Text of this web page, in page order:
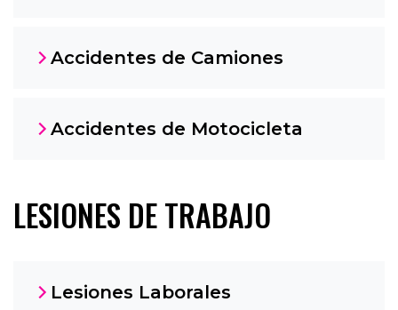
Accidentes de Camiones
Accidentes de Motocicleta
LESIONES DE TRABAJO
Lesiones Laborales